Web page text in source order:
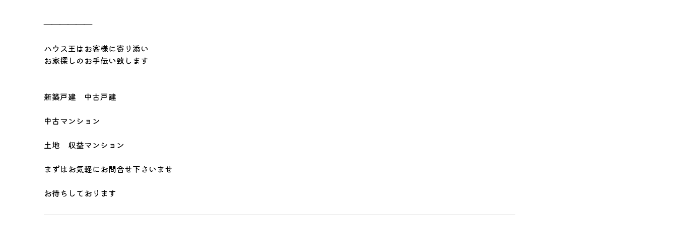
――――――
ハウス王はお客様に寄り添い
お家探しのお手伝い致します
新築戸建 中古戸建
中古マンション
土地 収益マンション
まずはお気軽にお問合せ下さいませ
お待ちしております